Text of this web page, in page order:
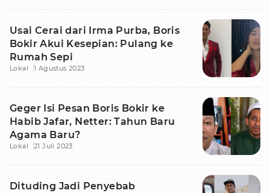
Usai Cerai dari Irma Purba, Boris
Bokir Akui Kesepian: Pulang ke
Rumah Sepi
Lokal 1 Agustus 2023
Geger Isi Pesan Boris Bokir ke
Habib Jafar, Netter: Tahun Baru
Agama Baru?
Lokal 21 Juli 2023
Dituding Jadi Penyebab